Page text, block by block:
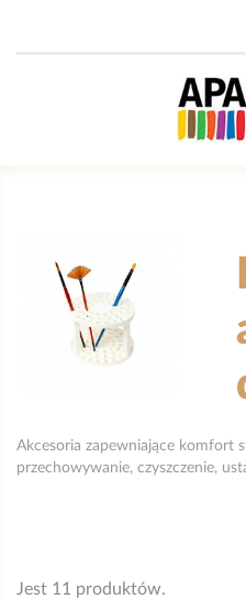
Akcesoria zapewniające komfort
przechowywanie, czyszczenie,
Jest 11 produktów.